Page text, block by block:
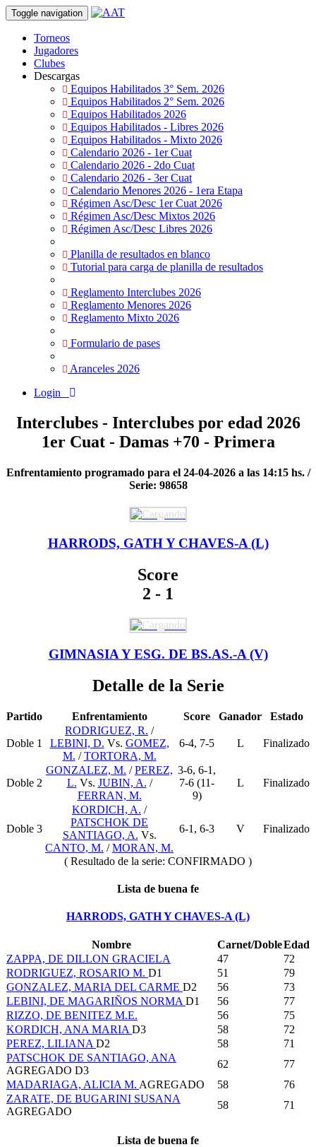
Toggle navigation
Torneos
Jugadores
Clubes
Descargas
Equipos Habilitados 3° Sem. 2026
Equipos Habilitados 2° Sem. 2026
Equipos Habilitados 2026
Equipos Habilitados - Libres 2026
Equipos Habilitados - Mixto 2026
Calendario 2026 - 1er Cuat
Calendario 2026 - 2do Cuat
Calendario 2026 - 3er Cuat
Calendario Menores 2026 - 1era Etapa
Régimen Asc/Desc 1er Cuat 2026
Régimen Asc/Desc Mixtos 2026
Régimen Asc/Desc Libres 2026
Planilla de resultados en blanco
Tutorial para carga de planilla de resultados
Reglamento Interclubes 2026
Reglamento Menores 2026
Reglamento Mixto 2026
Formulario de pases
Aranceles 2026
Login
Interclubes - Interclubes por edad 2026
1er Cuat - Damas +70 - Primera
Enfrentamiento programado para el 24-04-2026 a las 14:15 hs. /
Serie: 98658
HARRODS, GATH Y CHAVES-A (L)
Score
2 - 1
GIMNASIA Y ESG. DE BS.AS.-A (V)
Detalle de la Serie
Partido Enfrentamiento Score Ganador Estado
Doble 1
RODRIGUEZ, R. /
LEBINI, D. Vs. GOMEZ,
M. /TORTORA, M.
6-4, 7-5 L Finalizado
Doble 2
GONZALEZ, M. /PEREZ,
L. Vs. JUBIN, A. /
FERRAN, M.
3-6, 6-1,
7-6 (11-
9)
L Finalizado
Doble 3
KORDICH, A. /
PATSCHOK DE
SANTIAGO, A. Vs.
CANTO, M. /MORAN, M.
6-1, 6-3 V Finalizado
( Resultado de la serie: CONFIRMADO )
Lista de buena fe
HARRODS, GATH Y CHAVES-A (L)
Nombre Carnet/DobleEdad
ZAPPA, DE DILLON GRACIELA
47
72
RODRIGUEZ, ROSARIO M. D1 51
79
GONZALEZ, MARIA DEL CARME D2 56
73
LEBINI, DE MAGARIÑOS NORMA D1 56
77
RIZZO, DE BENITEZ M.E.
56
75
KORDICH, ANA MARIA D3 58
72
PEREZ, LILIANA D2 58
71
PATSCHOK DE SANTIAGO, ANA
AGREGADO D3
62
77
MADARIAGA, ALICIA M. AGREGADO 58
76
ZARATE, DE BUGARINI SUSANA
AGREGADO
58 71
Lista de buena fe